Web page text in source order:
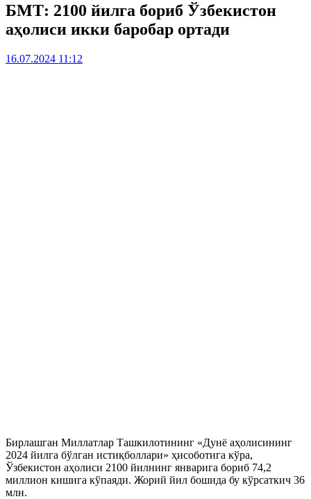
БМТ: 2100 йилга бориб Ўзбекистон
аҳолиси икки баробар ортади
16.07.2024 11:12
Бирлашган Миллатлар Ташкилотининг «Дунё аҳолисининг
2024 йилга бўлган истиқболлари» ҳисоботига кўра,
Ўзбекистон аҳолиси 2100 йилнинг январига бориб 74,2
миллион кишига кўпаяди. Жорий йил бошида бу кўрсаткич 36
млн.